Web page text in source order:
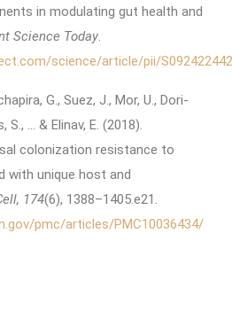
in modulating gut health and
Science Today.
science/article/pii/
G., Suez, J., Mor, U., Dori-
S., … & Elinav, E. (2018).
colonization resistance to
with unique host and
174(6), 1388–1405.e21.
pmc/articles/PMC10036434/